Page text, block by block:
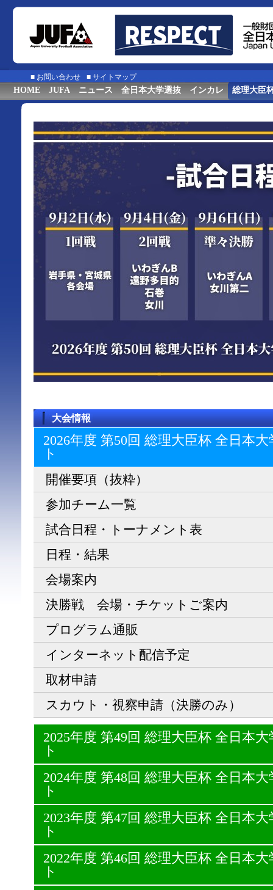
■ お問い合わせ ■ サイトマップ
HOME JUFA ニュース 全日本大学選抜 インカレ 総理大臣
大会情報
2026年度 第50回 総理大臣杯 全日本
ト
開催要項（抜粋）
参加チーム一覧
試合日程・トーナメント表
日程・結果
会場案内
決勝戦 会場・チケットご案内
プログラム通販
インターネット配信予定
取材申請
スカウト・視察申請（決勝のみ）
2025年度 第49回 総理大臣杯 全日本
ト
2024年度 第48回 総理大臣杯 全日本
ト
2023年度 第47回 総理大臣杯 全日本
ト
2022年度 第46回 総理大臣杯 全日本
ト